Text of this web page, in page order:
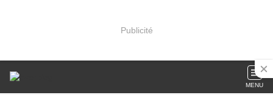
Publicité
MENU